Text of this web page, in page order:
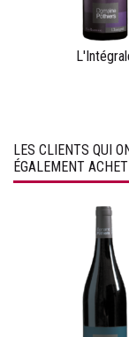
LES CLIENTS QUI
ÉGALEMENT